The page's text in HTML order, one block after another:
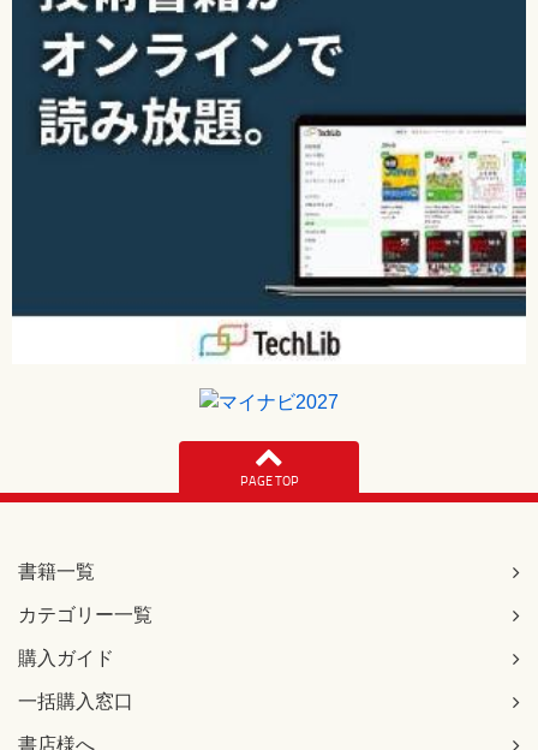
PAGE TOP
書籍一覧
カテゴリー一覧
購入ガイド
一括購入窓口
書店様へ